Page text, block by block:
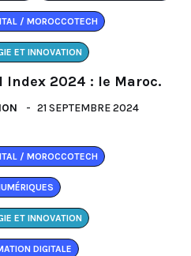
/ MOROCCOTECH
ET INNOVATION
Index 2024 : le Maroc.
21 SEPTEMBRE 2024
/ MOROCCOTECH
ET INNOVATION
DIGITALE